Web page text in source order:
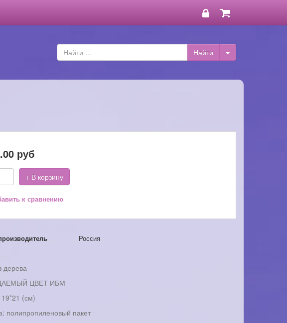
руб
+ В корзину
к сравнению
Россия
дерева
ЦВЕТ ИБМ
(см)
полипропиленовый пакет